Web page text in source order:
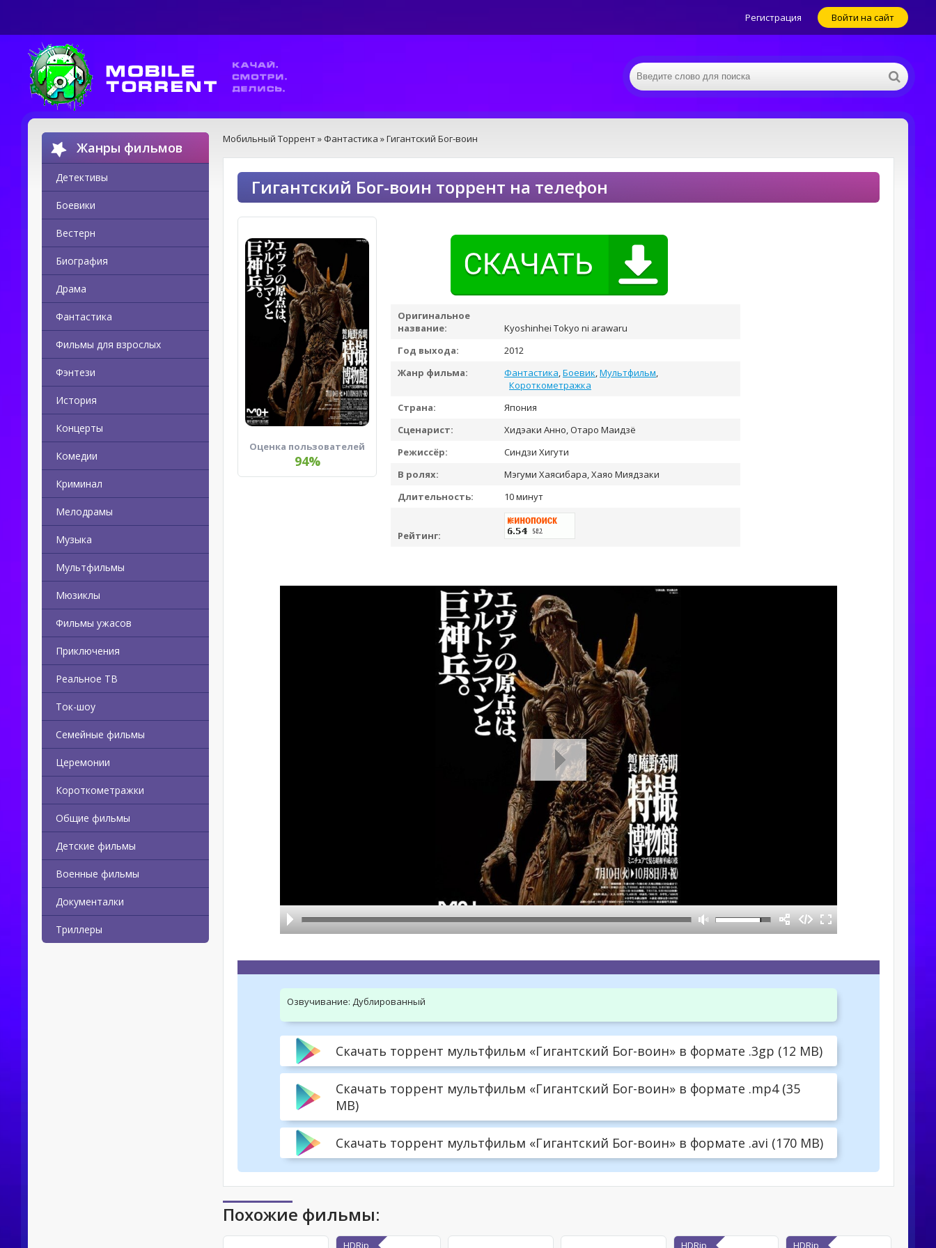
Регистрация Войти на сайт
Жанры фильмов
Детективы
Боевики
Вестерн
Биография
Драма
Фантастика
Фильмы для взрослых
Фэнтези
История
Концерты
Комедии
Криминал
Мелодрамы
Музыка
Мультфильмы
Мюзиклы
Фильмы ужасов
Приключения
Реальное ТВ
Ток-шоу
Семейные фильмы
Церемонии
Короткометражки
Общие фильмы
Детские фильмы
Военные фильмы
Документалки
Триллеры
Мобильный Торрент» Фантастика » Гигантский Бог-воин
Гигантский Бог-воин торрент на телефон
Оценка пользователей
94%
Оригинальное
название:
Kyoshinhei Tokyo ni arawaru
Год выхода:
2012
Жанр фильма:
Фантастика,Боевик,Мультфильм,
Короткометражка
Страна:
Япония
Сценарист:
Хидэаки Анно, Отаро Маидзё
Режиссёр:
Синдзи Хигути
В ролях:
Мэгуми Хаясибара, Хаяо Миядзаки
Длительность:
10 минут
Рейтинг:
Озвучивание: Дублированный
Скачать торрент мультфильм «Гигантский Бог-воин» в формате .3gp (12 MB)
Скачать торрент мультфильм «Гигантский Бог-воин» в формате .mp4 (35
MB)
Скачать торрент мультфильм «Гигантский Бог-воин» в формате .avi (170 MB)
Похожие фильмы:
HDRip HDRip HDRip